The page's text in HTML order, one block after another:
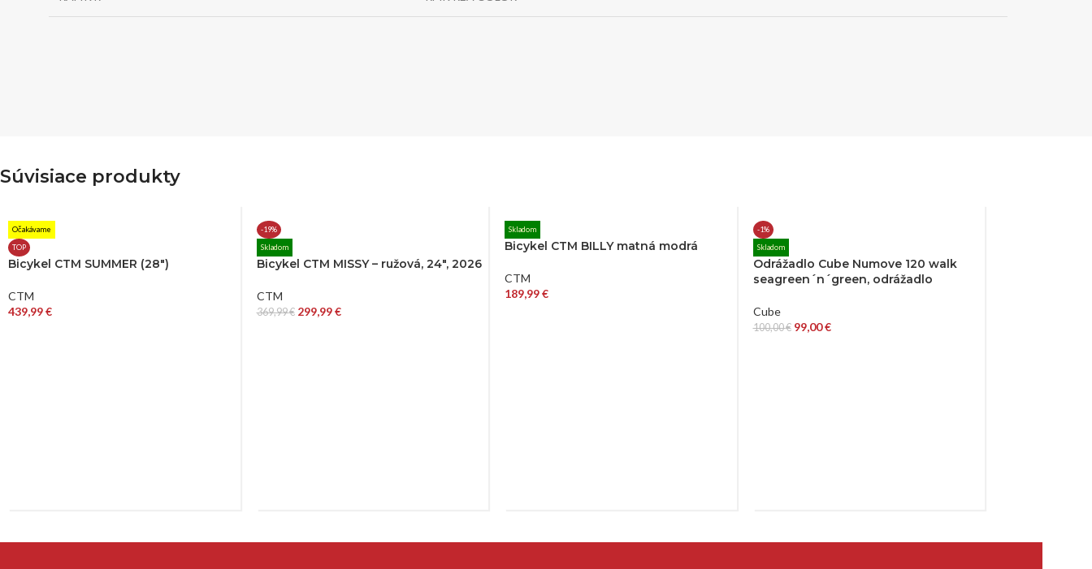
Súvisiace produkty
Očakávame
TOP
Bicykel CTM SUMMER (28″)
CTM
439,99€
-19%
Skladom
Bicykel CTM MISSY – ružová, 24″, 2026
CTM
369,99€ 299,99€
Skladom
Bicykel CTM BILLY matná modrá
CTM
189,99€
-1%
Skladom
Odrážadlo Cube Numove 120 walk
seagreen´n´green, odrážadlo
Cube
100,00€ 99,00€